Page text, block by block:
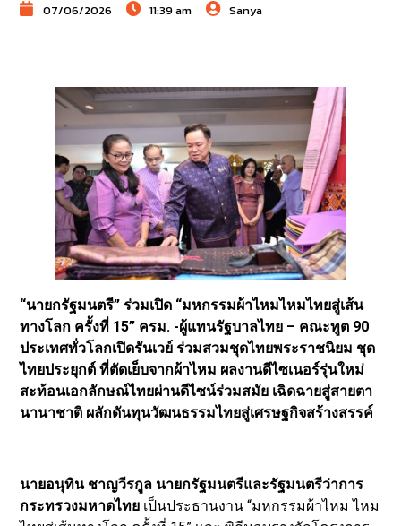
07/06/2026 11:39 am Sanya
“นายกรัฐมนตรี” ร่วมเปิด “มหกรรมผ้าไหมไหมไทยสู่เส้น
ทางโลก ครั้งที่ 15” ครม. -ผู้แทนรัฐบาลไทย – คณะทูต 90
ประเทศทั่วโลกเปิดรันเวย์ ร่วมสวมชุดไทยพระราชนิยม ชุด
ไทยประยุกต์ ที่ตัดเย็บจากผ้าไหม ผลงานดีไซเนอร์รุ่นใหม่
สะท้อนเอกลักษณ์ไทยผ่านดีไซน์ร่วมสมัย เฉิดฉายสู่สายตา
นานาชาติ ผลักดันทุนวัฒนธรรมไทยสู่เศรษฐกิจสร้างสรรค์
นายอนุทิน ชาญวีรกูล นายกรัฐมนตรีและรัฐมนตรีว่าการ
กระทรวงมหาดไทย เป็นประธานงาน “มหกรรมผ้าไหม ไหม